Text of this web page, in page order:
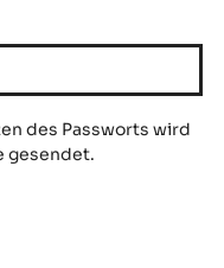
des Passworts wird
gesendet.